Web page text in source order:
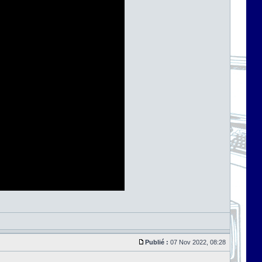
Publié : 07 Nov 2022, 08:28